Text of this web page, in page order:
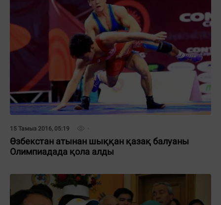
15 Тамыз 2016, 05:19
Өзбекстан атынан шыққан қазақ балуаны
Олимпиадада қола алды